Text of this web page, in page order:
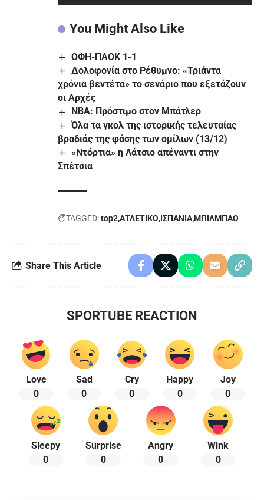
You Might Also Like
ΟΦΗ-ΠΑΟΚ 1-1
Δολοφονία στο Ρέθυμνο: «Τριάντα
χρόνια βεντέτα» το σενάριο που εξετάζουν
οι Αρχές
NBA: Πρόστιμο στον Μπάτλερ
Όλα τα γκολ της ιστορικής τελευταίας
βραδιάς της φάσης των ομίλων (13/12)
«Ντόρτια» η Λάτσιο απέναντι στην
Σπέτσια
TAGGED:top2ΑΤΛΕΤΙΚΟ ΙΣΠΑΝΙΑΜΠΙΛΜΠΑΟ
Share This Article
SPORTUBE REACTION
Love
0
Sad
0
Cry
0
Happy
0
Joy
0
Sleepy
0
Surprise
0
Angry
0
Wink
0